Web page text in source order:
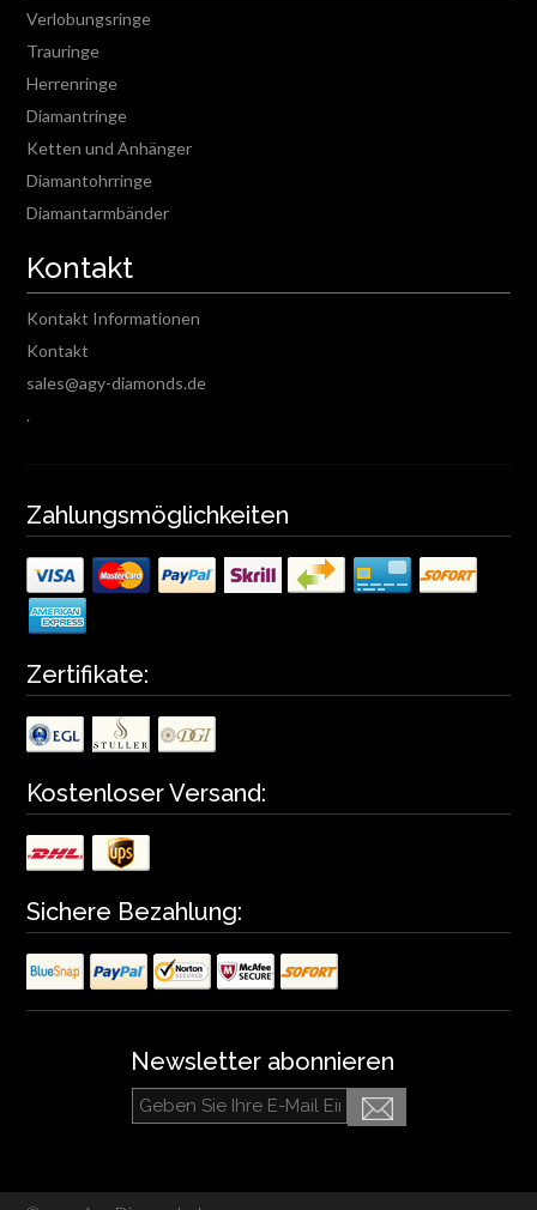
Verlobungsringe
Trauringe
Herrenringe
Diamantringe
Ketten und Anhänger
Diamantohrringe
Diamantarmbänder
Kontakt
Kontakt Informationen
Kontakt
sales@agy-diamonds.de
.
Zahlungsmöglichkeiten
Zertifikate:
Kostenloser Versand:
Sichere Bezahlung:
Newsletter abonnieren